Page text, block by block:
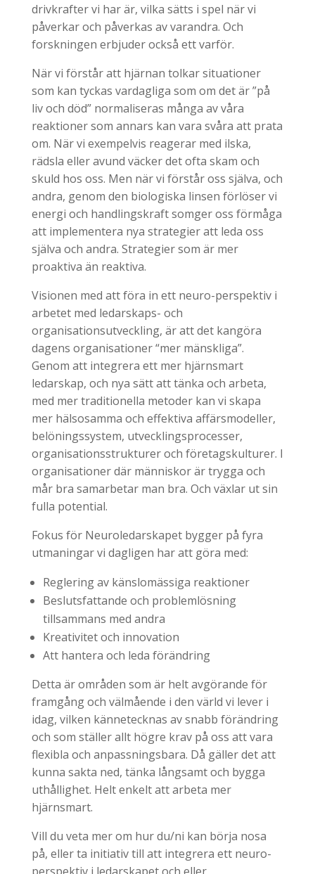
drivkrafter vi har är, vilka sätts i spel när vi
påverkar och påverkas av varandra. Och
forskningen erbjuder också ett varför.
När vi förstår att hjärnan tolkar situationer
som kan tyckas vardagliga som om det är ”på
liv och död” normaliseras många av våra
reaktioner som annars kan vara svåra att prata
om. När vi exempelvis reagerar med ilska,
rädsla eller avund väcker det ofta skam och
skuld hos oss. Men när vi förstår oss själva, och
andra, genom den biologiska linsen förlöser vi
energi och handlingskraft somger oss förmåga
att implementera nya strategier att leda oss
själva och andra. Strategier som är mer
proaktiva än reaktiva.
Visionen med att föra in ett neuro-perspektiv i
arbetet med ledarskaps- och
organisationsutveckling, är att det kangöra
dagens organisationer “mer mänskliga”.
Genom att integrera ett mer hjärnsmart
ledarskap, och nya sätt att tänka och arbeta,
med mer traditionella metoder kan vi skapa
mer hälsosamma och effektiva affärsmodeller,
belöningssystem, utvecklingsprocesser,
organisationsstrukturer och företagskulturer. I
organisationer där människor är trygga och
mår bra samarbetar man bra. Och växlar ut sin
fulla potential.
Fokus för Neuroledarskapet bygger på fyra
utmaningar vi dagligen har att göra med:
Reglering av känslomässiga reaktioner
Beslutsfattande och problemlösning
tillsammans med andra
Kreativitet och innovation
Att hantera och leda förändring
Detta är områden som är helt avgörande för
framgång och välmående i den värld vi lever i
idag, vilken kännetecknas av snabb förändring
och som ställer allt högre krav på oss att vara
flexibla och anpassningsbara. Då gäller det att
kunna sakta ned, tänka långsamt och bygga
uthållighet. Helt enkelt att arbeta mer
hjärnsmart.
Vill du veta mer om hur du/ni kan börja nosa
på, eller ta initiativ till att integrera ett neuro-